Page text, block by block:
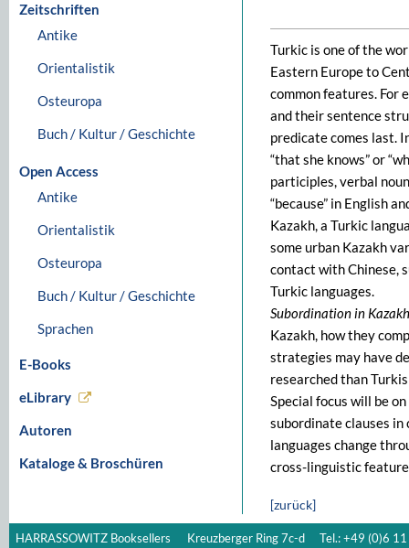
Zeitschriften
Antike
Orientalistik
Osteuropa
Buch / Kultur / Geschichte
Open Access
Antike
Orientalistik
Osteuropa
Buch / Kultur / Geschichte
Sprachen
E-Books
eLibrary
Autoren
Kataloge & Broschüren
Turkic is one of the
Eastern Europe to
common features. For
and their sentence
predicate comes last.
“that she knows” or
participles, verbal
“because” in English
Kazakh, a Turkic
some urban Kazakh
contact with Chinese,
Turkic languages.
Subordination in
Kazakh, how they
strategies may have
researched than
Special focus will be
subordinate clauses in
languages change
cross-linguistic
[zurück]
HARRASSOWITZ Booksellers
Kreuzberger Ring 7c-d
Tel.: +49 (0)6